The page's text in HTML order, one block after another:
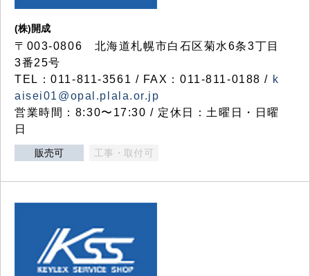
(株)開成
〒003-0806 北海道札幌市白石区菊水6条3丁目
3番25号
TEL：011-811-3561 / FAX：011-811-0188 / k
aisei01@opal.plala.or.jp
営業時間：8:30〜17:30 / 定休日：土曜日・日曜
日
販売可 工事・取付可